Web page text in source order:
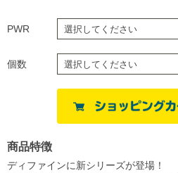
PWR
個数
商品特徴
ディファインに新シリーズが登場！